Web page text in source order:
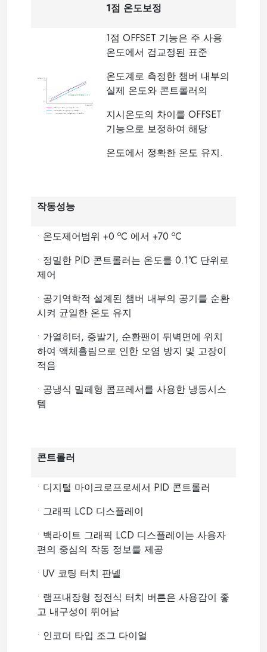
1점 온도보정
1점 OFFSET 기능은 주 사용
온도에서 검교정된 표준
온도계로 측정한 챔버 내부의
실제 온도와 콘트롤러의
지시온도의 차이를 OFFSET
기능으로 보정하여 해당
온도에서 정확한 온도 유지.
작동성능
• 온도제어범위 +0 oC 에서 +70 oC
• 정밀한 PID 콘트롤러는 온도를 0.1℃ 단위로
제어
• 공기역학적 설계된 챔버 내부의 공기를 순환
시켜 균일한 온도 유지
• 가열히터, 증발기, 순환팬이 뒤벽면에 위치
하여 액체흘림으로 인한 오염 방지 및 고장이
적음
• 공냉식 밀페형 콤프레서를 사용한 냉동시스
템
콘트롤러
• 디지털 마이크로프로세서 PID 콘트롤러
• 그래픽 LCD 디스플레이
• 백라이트 그래픽 LCD 디스플레이는 사용자
편의 중심의 작동 정보를 제공
• UV 코팅 터치 판넬
• 램프내장형 정전식 터치 버튼은 사용감이 좋
고 내구성이 뛰어남
• 인코더 타입 조그 다이얼